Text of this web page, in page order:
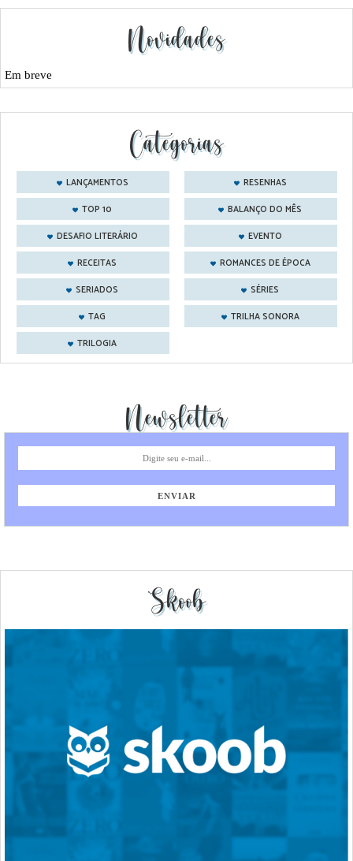
Novidades
Em breve
Categorias
LANÇAMENTOS
RESENHAS
TOP 10
BALANÇO DO MÊS
DESAFIO LITERÁRIO
EVENTO
RECEITAS
ROMANCES DE ÉPOCA
SERIADOS
SÉRIES
TAG
TRILHA SONORA
TRILOGIA
Newsletter
Skoob